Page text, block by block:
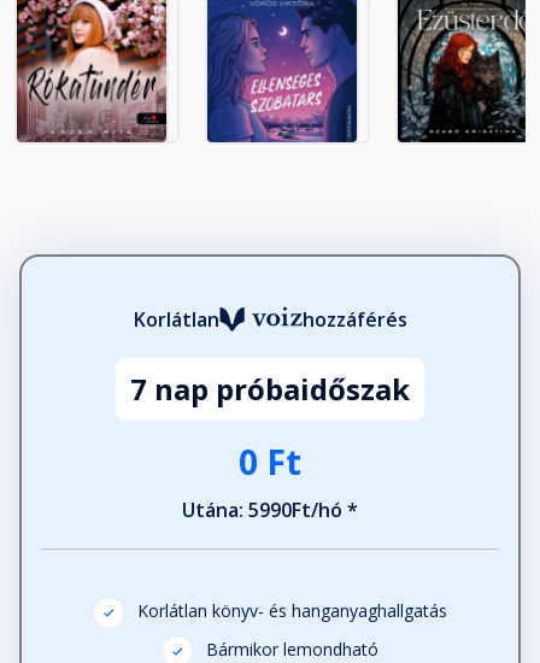
23. Ferenc és Szatmár
Fejezet hossza: 00:19:59
Fejezet hossza: 00:22:18
26. Krakkó
27. Angyalok jussa
28. Itália
Fejezet hossza: 00:11:45
Korlátlan hozzáférés
7 nap próbaidőszak
0 Ft
Utána: 5990Ft/hó *
Korlátlan könyv- és hanganyaghallgatás
Bármikor lemondható